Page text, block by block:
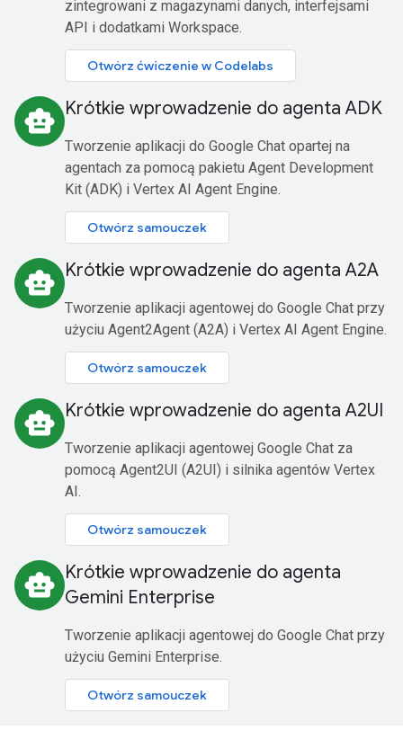
zintegrowani z magazynami danych, interfejsami
API i dodatkami Workspace.
Otwórz ćwiczenie w Codelabs
smart_toy Krótkie wprowadzenie do agenta ADK
Tworzenie aplikacji do Google Chat opartej na
agentach za pomocą pakietu Agent Development
Kit (ADK) i Vertex AI Agent Engine.
Otwórz samouczek
smart_toy Krótkie wprowadzenie do agenta A2A
Tworzenie aplikacji agentowej do Google Chat przy
użyciu Agent2Agent (A2A) i Vertex AI Agent Engine.
Otwórz samouczek
smart_toy Krótkie wprowadzenie do agenta A2UI
Tworzenie aplikacji agentowej Google Chat za
pomocą Agent2UI (A2UI) i silnika agentów Vertex
AI.
Otwórz samouczek
smart_toy Krótkie wprowadzenie do agenta
Gemini Enterprise
Tworzenie aplikacji agentowej do Google Chat przy
użyciu Gemini Enterprise.
Otwórz samouczek